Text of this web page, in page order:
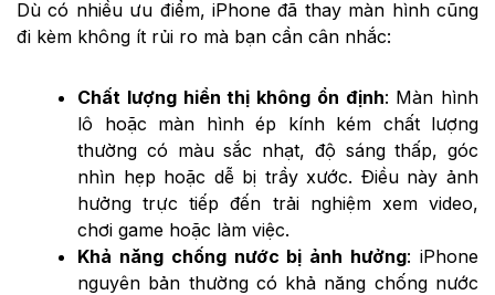
Dù có nhiều ưu điểm, iPhone đã thay màn hình cũng
đi kèm không ít rủi ro mà bạn cần cân nhắc:
Chất lượng hiển thị không ổn định: Màn hình
lô hoặc màn hình ép kính kém chất lượng
thường có màu sắc nhạt, độ sáng thấp, góc
nhìn hẹp hoặc dễ bị trầy xước. Điều này ảnh
hưởng trực tiếp đến trải nghiệm xem video,
chơi game hoặc làm việc.
Khả năng chống nước bị ảnh hưởng: iPhone
nguyên bản thường có khả năng chống nước